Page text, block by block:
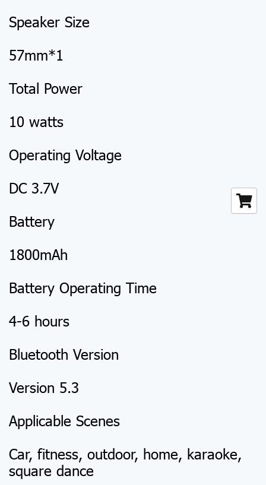
Speaker Size
57mm*1
Total Power
10 watts
Operating Voltage
DC 3.7V
Battery
1800mAh
Battery Operating Time
4-6 hours
Bluetooth Version
Version 5.3
Applicable Scenes
Car, fitness, outdoor, home, karaoke,
square dance